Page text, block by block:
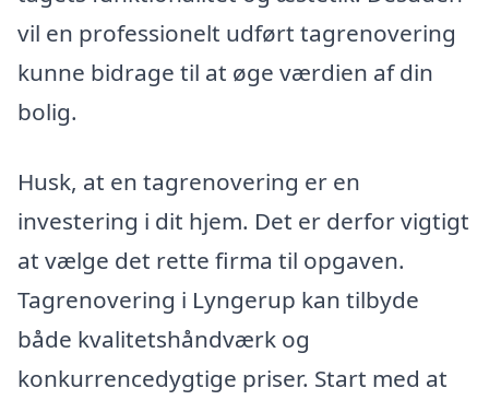
vil en professionelt udført tagrenovering
kunne bidrage til at øge værdien af din
bolig.
Husk, at en tagrenovering er en
investering i dit hjem. Det er derfor vigtigt
at vælge det rette firma til opgaven.
Tagrenovering i Lyngerup kan tilbyde
både kvalitetshåndværk og
konkurrencedygtige priser. Start med at